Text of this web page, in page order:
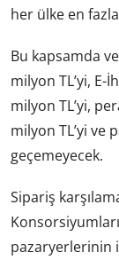
her ülke en
Bu kapsamda
milyon TL’yi, E-
milyon TL’yi,
milyon TL’yi ve
geçemeyecek.
Sipariş
pazaryerlerinin